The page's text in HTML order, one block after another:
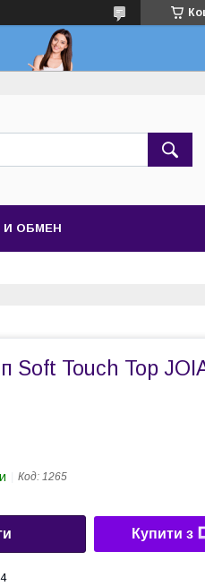
И ОБМЕН
Soft Touch Top
Код: 1265
Купити з